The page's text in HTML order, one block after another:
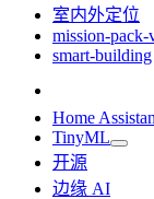
室内外定位
mission-pack-
smart-building
Home
TinyML
开源
边缘 AI